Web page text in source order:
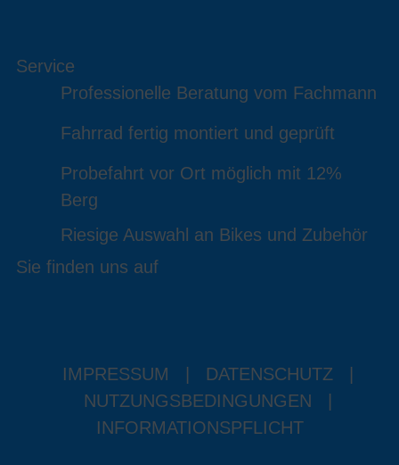
Service
Professionelle Beratung vom Fachmann
Fahrrad fertig montiert und geprüft
Probefahrt vor Ort möglich mit 12%
Berg
Riesige Auswahl an Bikes und Zubehör
Sie finden uns auf
IMPRESSUM DATENSCHUTZ
NUTZUNGSBEDINGUNGEN
INFORMATIONSPFLICHT